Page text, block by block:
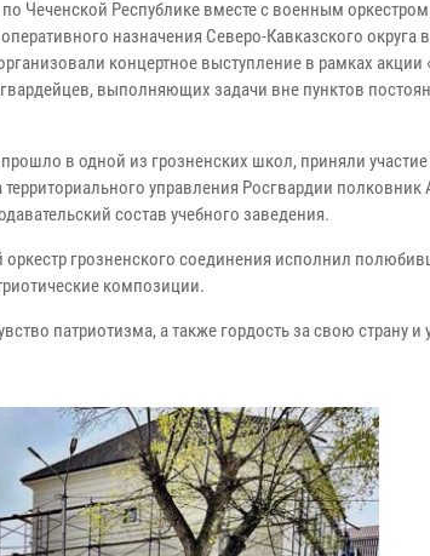
Чеченской Республике вместе с военным
назначения Северо-Кавказского округа
концертное выступление в рамках акции
выполняющих задачи вне пунктов
в одной из грозненских школ, приняли участие
территориального управления Росгвардии полковник
состав учебного заведения.
грозненского соединения исполнил
композиции.
патриотизма, а также гордость за свою страну и